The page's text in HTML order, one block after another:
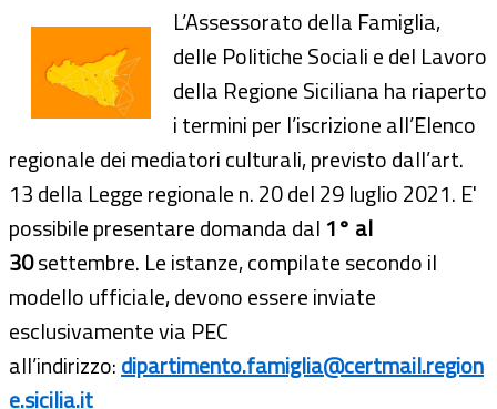
L’Assessorato della Famiglia,
delle Politiche Sociali e del Lavoro
della Regione Siciliana ha riaperto
i termini per l’iscrizione all’Elenco
regionale dei mediatori culturali, previsto dall’art.
13 della Legge regionale n. 20 del 29 luglio 2021. E'
possibile presentare domanda dal 1° al
30settembre. Le istanze, compilate secondo il
modello ufficiale, devono essere inviate
esclusivamente via PEC
all’indirizzo:dipartimento.famiglia@certmail.region
e.sicilia.it